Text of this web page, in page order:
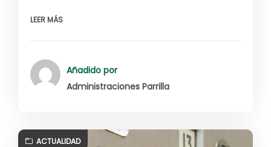
LEER MÁS
Añadido por
Administraciones Parrilla
ACTUALIDAD